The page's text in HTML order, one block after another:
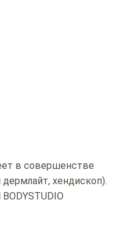
в совершенстве
хендископ).